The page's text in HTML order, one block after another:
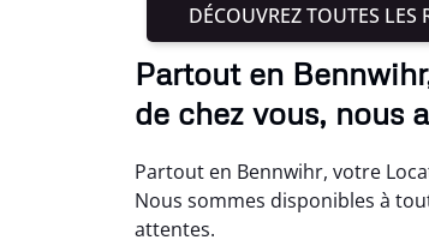
DÉCOUVREZ TOUTES LES
Partout en
de chez vous, nous
Partout en Bennwihr, votre
Nous sommes disponibles à
attentes.